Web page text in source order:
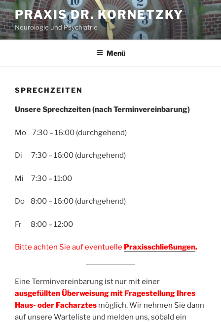
Zum
Inhalt
springen
PRAXIS DR. KORNETZKY
Neurologie und Psychiatrie
Menü
SPRECHZEITEN
Unsere Sprechzeiten (nach Terminvereinbarung)
Mo 7:30 – 16:00 (durchgehend)
Di 7:30 – 16:00 (durchgehend)
Mi 7:30 – 11:00
Do 8:00 – 16:00 (durchgehend)
Fr 8:00 – 12:00
Bitte achten Sie auf eventuelle Praxisschließungen.
Eine Terminvereinbarung ist nur mit einer
ausgefüllten Überweisungmit Fragestellung Ihres
Haus- oder Facharztes möglich. Wir nehmen Sie dann
auf unsere Warteliste und melden uns, sobald ein